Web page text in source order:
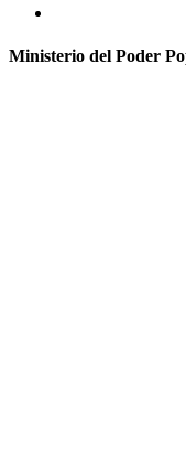
Ministerio del Poder